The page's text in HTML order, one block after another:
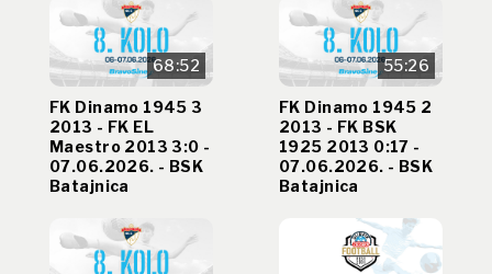
68:52
FK Dinamo 1945 3
2013 - FK EL
Maestro 2013 3:0 -
07.06.2026. - BSK
Batajnica
55:26
FK Dinamo 1945 2
2013 - FK BSK
1925 2013 0:17 -
07.06.2026. - BSK
Batajnica